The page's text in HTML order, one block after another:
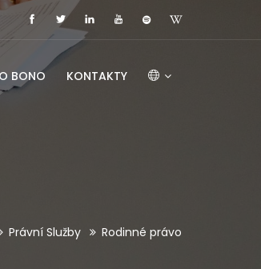
BONO KONTAKTY
Právní Služby Rodinné právo